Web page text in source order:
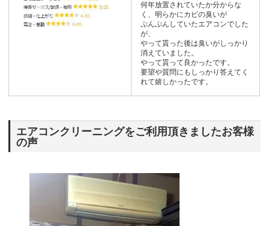
何年放置されていたか分からな
く、明らかにカビの臭いが
ぷんぷんしていたエアコンでした
が、
やって貰った後は臭いがしっかり
消えていました。
やって貰って良かったです。
要望や質問にもしっかり答えてく
れて嬉しかったです。
エアコンクリーニングをご利用頂きましたお客様
の声